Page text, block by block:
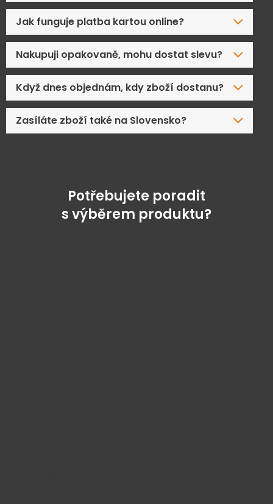
Jak funguje platba kartou online?
Nakupuji opakovaně, mohu dostat slevu?
Když dnes objednám, kdy zboží dostanu?
Zasíláte zboží také na Slovensko?
Potřebujete poradit
s výběrem produktu?